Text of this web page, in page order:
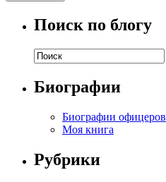
Поиск по блогу
Биографии
Биографии офицеров
Моя книга
Рубрики